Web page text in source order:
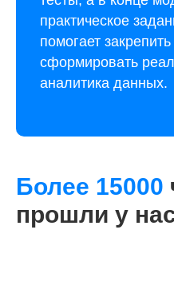
практическое
помогает
сформировать
аналитика данных.
Более 15000
прошли у